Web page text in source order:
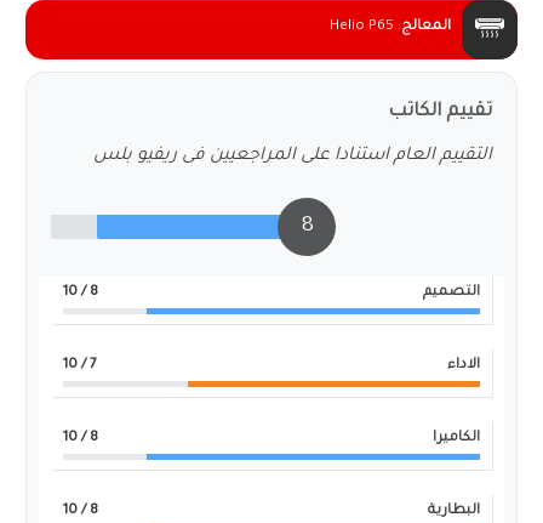
المعالج:
Helio P65
تقييم الكاتب
التقييم العام استنادا على المراجعيين فى ريفيو بلس
8
التصميم 8
/ 10
الاداء 7
/ 10
الكاميرا 8
/ 10
البطارية 8
/ 10